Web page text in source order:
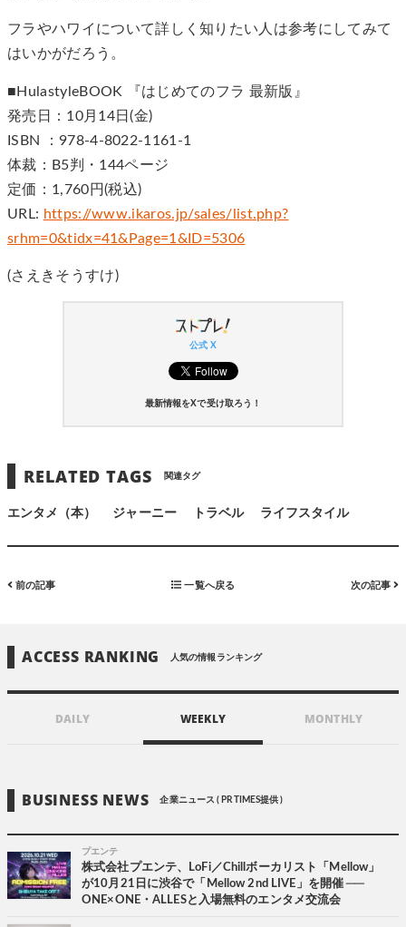
フラやハワイについて詳しく知りたい人は参考にしてみて
はいかがだろう。
■HulastyleBOOK 『はじめてのフラ 最新版』
発売日：10月14日(金)
ISBN ：978-4-8022-1161-1
体裁：B5判・144ページ
定価：1,760円(税込)
URL: https://www.ikaros.jp/sales/list.php?
srhm=0&tidx=41&Page=1&ID=5306
(さえきそうすけ)
公式 X
最新情報をXで受け取ろう！
RELATED TAGS 関連タグ
エンタメ（本） ジャーニー トラベル ライフスタイル
前の記事 一覧へ戻る 次の記事
ACCESS RANKING 人気の情報ランキング
DAILY WEEKLY MONTHLY
BUSINESS NEWS 企業ニュース ( PR TIMES提供 )
プエンテ
株式会社プエンテ、LoFi／Chillボーカリスト「Mellow」
が10月21日に渋谷で「Mellow 2nd LIVE」を開催 ──
ONE×ONE・ALLESと入場無料のエンタメ交流会